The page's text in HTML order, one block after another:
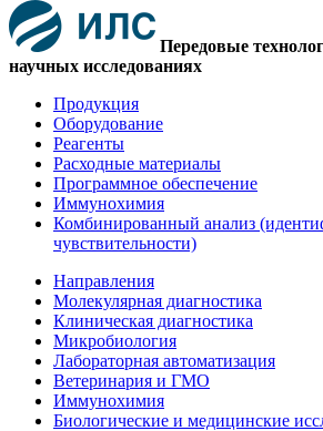
Передовые
научных исследованиях
Продукция
Оборудование
Реагенты
Расходные материалы
Программное обеспечение
Иммунохимия
Комбинированный анализ
чувствительности)
Направления
Молекулярная диагностика
Клиническая диагностика
Микробиология
Лабораторная автоматизация
Ветеринария и ГМО
Иммунохимия
Биологические и медицинские